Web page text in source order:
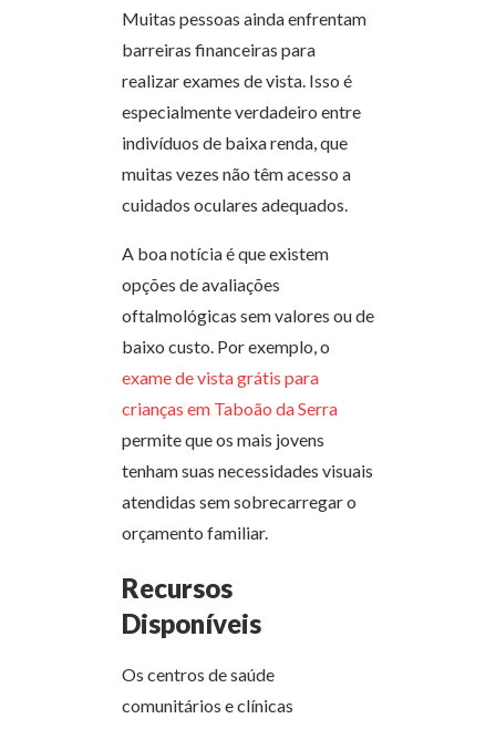
Muitas pessoas ainda enfrentam
barreiras financeiras para
realizar exames de vista. Isso é
especialmente verdadeiro entre
indivíduos de baixa renda, que
muitas vezes não têm acesso a
cuidados oculares adequados.
A boa notícia é que existem
opções de avaliações
oftalmológicas sem valores ou de
baixo custo. Por exemplo, o
exame de vista grátis para
crianças em Taboão da Serra
permite que os mais jovens
tenham suas necessidades visuais
atendidas sem sobrecarregar o
orçamento familiar.
Recursos
Disponíveis
Os centros de saúde
comunitários e clínicas